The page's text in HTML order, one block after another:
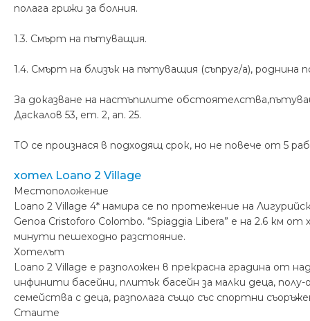
полага грижи за болния.
1.3. Смърт на пътуващия.
1.4. Смърт на близък на пътуващия (съпруг/а), роднина
За доказване на настъпилите
Даскалов 53, ет. 2, ап. 25.
ТО се произнася в подходящ срок, но не повече от 5
хотел Loano 2 Village
Местоположение
Loano 2 Village 4* намира се по протежение на
Genoa Cristoforo Colombo. “Spiaggia Libera” е на 2.6 км
минути пешеходно разстояние.
Хотелът
Loano 2 Village е разположен в прекрасна градина от
инфинити басейни, плитък басейн за малки деца,
семейства с деца, разполага също със спортни
Стаите